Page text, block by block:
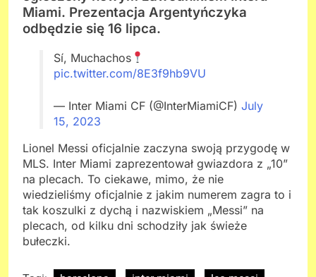
Miami. Prezentacja Argentyńczyka
odbędzie się 16 lipca.
Sí, Muchachos
pic.twitter.com/8E3f9hb9VU
— Inter Miami CF (@InterMiamiCF) July
15, 2023
Lionel Messi oficjalnie zaczyna swoją przygodę w
MLS. Inter Miami zaprezentował gwiazdora z „10”
na plecach. To ciekawe, mimo, że nie
wiedzieliśmy oficjalnie z jakim numerem zagra to i
tak koszulki z dychą i nazwiskiem „Messi” na
plecach, od kilku dni schodziły jak świeże
bułeczki.